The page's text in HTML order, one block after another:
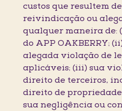
custos que resultem
reivindicação ou
qualquer maneira de:
do APP OAKBERRY;
alegada violação de
aplicáveis; (iii) sua
direito de terceiros,
direito de
sua negligência ou